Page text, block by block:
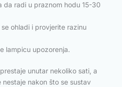
da radi u praznom hodu 15-30
ohladi i provjerite razinu
lampicu upozorenja.
unutar nekoliko sati, a
nakon što se sustav